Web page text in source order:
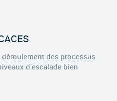
des processus
d’escalade bien